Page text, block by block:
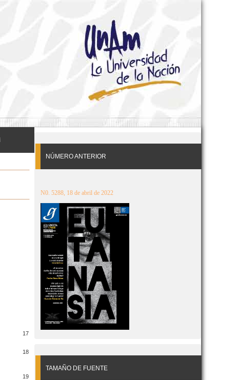
NÚMERO ANTERIOR
N0. 5288, 18 de abril de 2022
TAMAÑO DE FUENTE
17
18
19